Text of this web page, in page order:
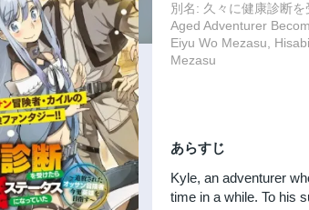
別名: 久々に健康診断
Aged Adventurer
Eiyu Wo Mezasu,
Mezasu
あらすじ
Kyle, an adventurer
time in a while. To his